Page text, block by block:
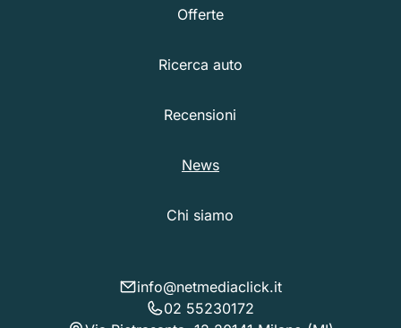
Offerte
Ricerca auto
Recensioni
News
Chi siamo
info@netmediaclick.it
02 55230172